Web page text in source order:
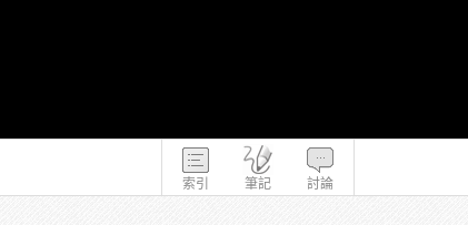
索引 筆記 討論